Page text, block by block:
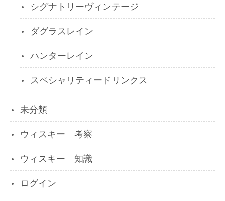
シグナトリーヴィンテージ
ダグラスレイン
ハンターレイン
スペシャリティードリンクス
未分類
ウィスキー 考察
ウィスキー 知識
ログイン